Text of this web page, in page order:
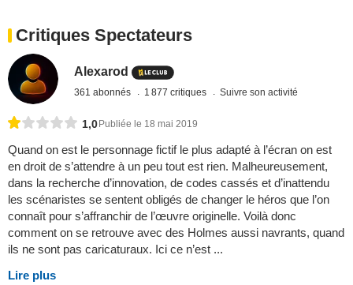
Critiques Spectateurs
Alexarod
361 abonnés 1 877 critiques Suivre son activité
1,0 Publiée le 18 mai 2019
Quand on est le personnage fictif le plus adapté à l’écran on est
en droit de s’attendre à un peu tout est rien. Malheureusement,
dans la recherche d’innovation, de codes cassés et d’inattendu
les scénaristes se sentent obligés de changer le héros que l’on
connaît pour s’affranchir de l’œuvre originelle. Voilà donc
comment on se retrouve avec des Holmes aussi navrants, quand
ils ne sont pas caricaturaux. Ici ce n’est ...
Lire plus